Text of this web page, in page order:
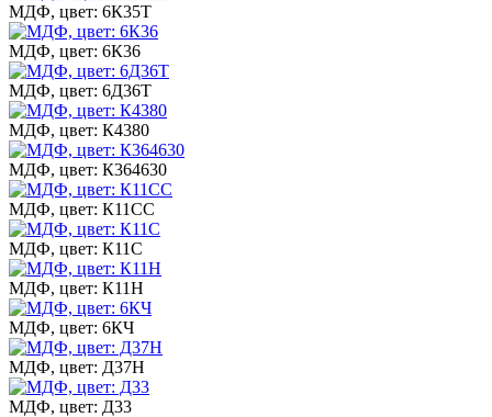
МДФ, цвет: 6К35Т
МДФ, цвет: 6К36
МДФ, цвет: 6Д36Т
МДФ, цвет: К4380
МДФ, цвет: К364630
МДФ, цвет: К11СС
МДФ, цвет: К11С
МДФ, цвет: К11Н
МДФ, цвет: 6КЧ
МДФ, цвет: Д37Н
МДФ, цвет: Д33